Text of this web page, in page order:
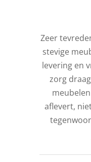
Zeer
stevige
levering en
zorg
aflevert,